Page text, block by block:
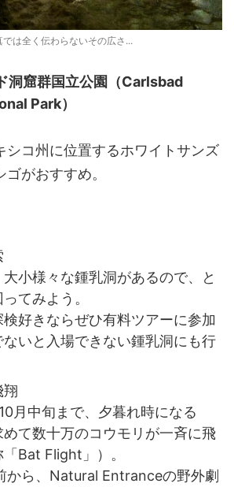
では全く伝わらないその広さ...
洞窟群国立公園（Carlsbad
Park）
シコ州に位置するホワイトサンズ
がおすすめ。
小様々な鍾乳洞があるので、と
てみよう。
好きならぜひ有料ツアーに参加
ないと入場できない鍾乳洞にも行
翔
月中旬まで、夕暮れ時になる
めて数十万のコウモリが一斉に飛
Bat Flight」）。
から、Natural Entranceの野外劇